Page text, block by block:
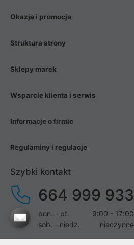
Okazja i promocja
Struktura strony
Sklepy marek
Wsparcie klienta i serwis
Informacje o firmie
Regulaminy i regulacje
Szybki kontakt
664 999 933
pon. - pt.
9:00 - 17:00
sob. - niedz.
nieczynne